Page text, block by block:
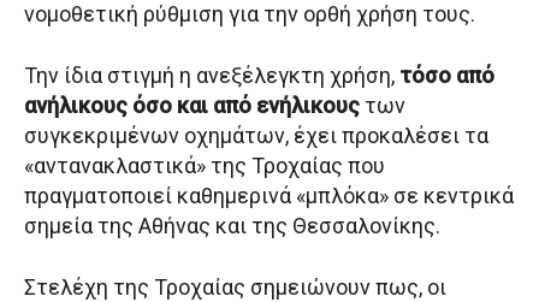
νομοθετική ρύθμιση για την ορθή χρήση τους.
Την ίδια στιγμή η ανεξέλεγκτη χρήση, τόσο από
ανήλικους όσο και από ενήλικους των
συγκεκριμένων οχημάτων, έχει προκαλέσει τα
«αντανακλαστικά» της Τροχαίας που
πραγματοποιεί καθημερινά «μπλόκα» σε κεντρικά
σημεία της Αθήνας και της Θεσσαλονίκης.
Στελέχη της Τροχαίας σημειώνουν πως, οι